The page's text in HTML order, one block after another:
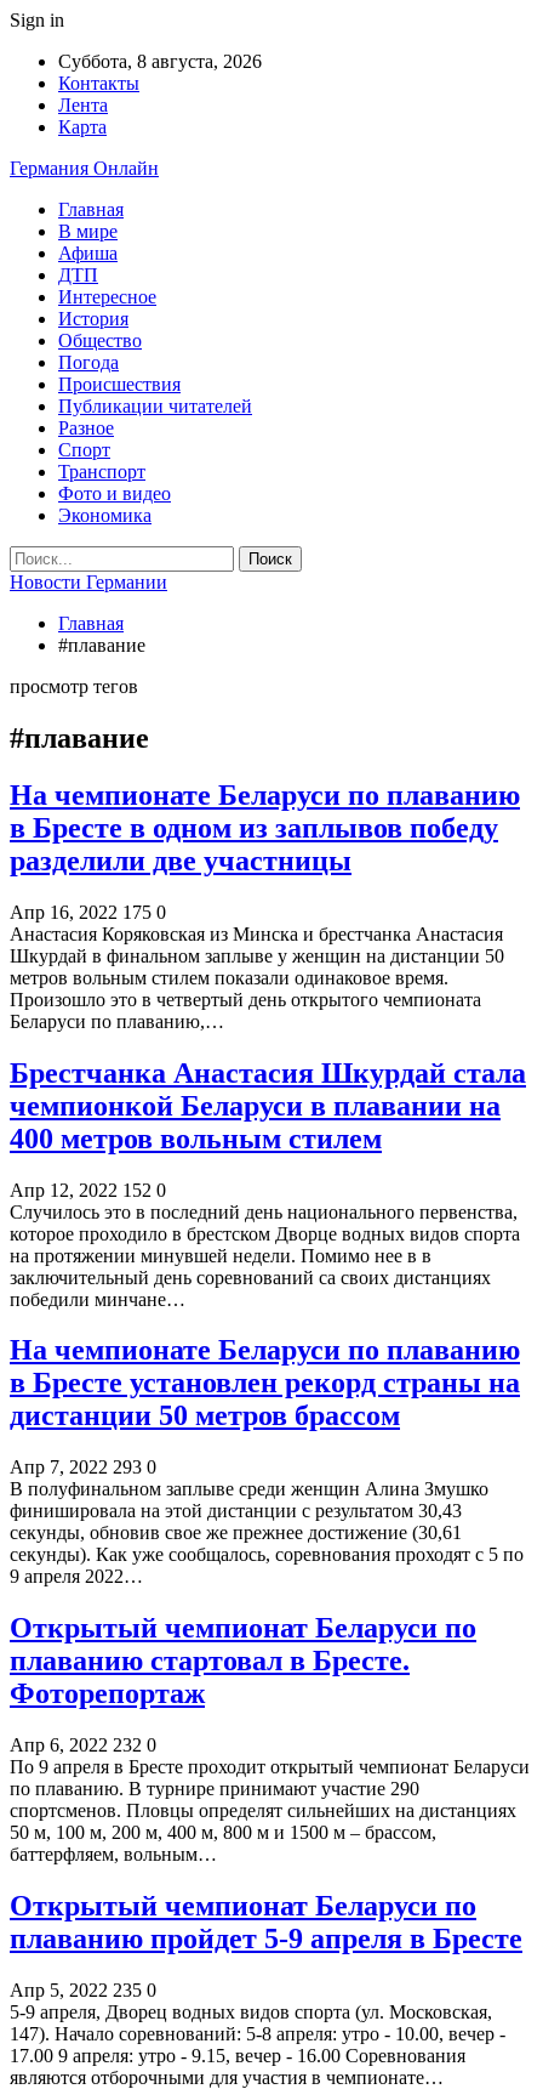
Sign in
Суббота, 8 августа, 2026
Контакты
Лента
Карта
Германия Онлайн
Главная
В мире
Афиша
ДТП
Интересное
История
Общество
Погода
Происшествия
Публикации читателей
Разное
Спорт
Транспорт
Фото и видео
Экономика
Новости Германии
Главная
#плавание
просмотр тегов
#плавание
На чемпионате Беларуси по плаванию
в Бресте в одном из заплывов победу
разделили две участницы
Апр 16, 2022 175 0
Анастасия Коряковская из Минска и брестчанка Анастасия
Шкурдай в финальном заплыве у женщин на дистанции 50
метров вольным стилем показали одинаковое время.
Произошло это в четвертый день открытого чемпионата
Беларуси по плаванию,…
Брестчанка Анастасия Шкурдай стала
чемпионкой Беларуси в плавании на
400 метров вольным стилем
Апр 12, 2022 152 0
Случилось это в последний день национального первенства,
которое проходило в брестском Дворце водных видов спорта
на протяжении минувшей недели. Помимо нее в в
заключительный день соревнований са своих дистанциях
победили минчане…
На чемпионате Беларуси по плаванию
в Бресте установлен рекорд страны на
дистанции 50 метров брассом
Апр 7, 2022 293 0
В полуфинальном заплыве среди женщин Алина Змушко
финишировала на этой дистанции с результатом 30,43
секунды, обновив свое же прежнее достижение (30,61
секунды). Как уже сообщалось, соревнования проходят с 5 по
9 апреля 2022…
Открытый чемпионат Беларуси по
плаванию стартовал в Бресте.
Фоторепортаж
Апр 6, 2022 232 0
По 9 апреля в Бресте проходит открытый чемпионат Беларуси
по плаванию. В турнире принимают участие 290
спортсменов. Пловцы определят сильнейших на дистанциях
50 м, 100 м, 200 м, 400 м, 800 м и 1500 м – брассом,
баттерфляем, вольным…
Открытый чемпионат Беларуси по
плаванию пройдет 5-9 апреля в Бресте
Апр 5, 2022 235 0
5-9 апреля, Дворец водных видов спорта (ул. Московская,
147). Начало соревнований: 5-8 апреля: утро - 10.00, вечер -
17.00 9 апреля: утро - 9.15, вечер - 16.00 Соревнования
являются отборочными для участия в чемпионате…